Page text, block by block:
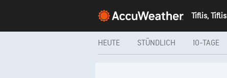
Tiflis, Tiflis
HEUTE STÜNDLICH 10-TAGE